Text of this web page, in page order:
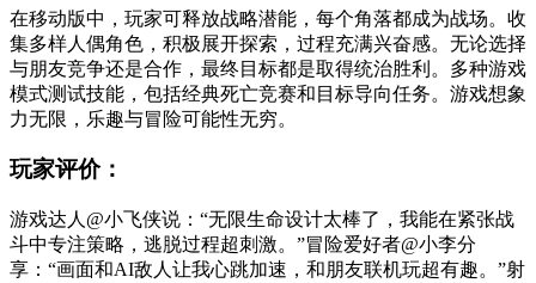
在移动版中，玩家可释放战略潜能，每个角落都成为战场。收
集多样人偶角色，积极展开探索，过程充满兴奋感。无论选择
与朋友竞争还是合作，最终目标都是取得统治胜利。多种游戏
模式测试技能，包括经典死亡竞赛和目标导向任务。游戏想象
力无限，乐趣与冒险可能性无穷。
玩家评价：
游戏达人@小飞侠说：“无限生命设计太棒了，我能在紧张战
斗中专注策略，逃脱过程超刺激。”冒险爱好者@小李分
享：“画面和AI敌人让我心跳加速，和朋友联机玩超有趣。”射